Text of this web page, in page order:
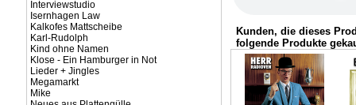
Interviewstudio
Isernhagen Law
Kalkofes Mattscheibe
Karl-Rudolph
Kind ohne Namen
Klose - Ein Hamburger in Not
Lieder + Jingles
Megamarkt
Mike
Kunden, die dieses
folgende Produkte